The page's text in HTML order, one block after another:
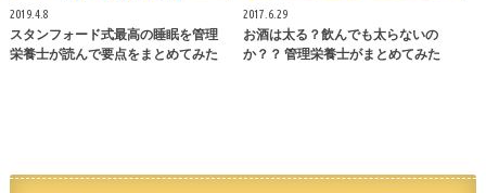
2019.4.8
スタンフォード式最高の睡眠を管理
栄養士が読んで要点をまとめてみた
2017.6.29
お酒は太る？飲んでも太らないの
か？？ 管理栄養士がまとめてみた